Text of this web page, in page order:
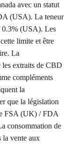
avec un statut
(USA). La teneur
0.3% (USA). Les
limite et être
La
extraits de CBD
compléments
la
que la législation
FSA (UK) / FDA
consommation de
la vente aux